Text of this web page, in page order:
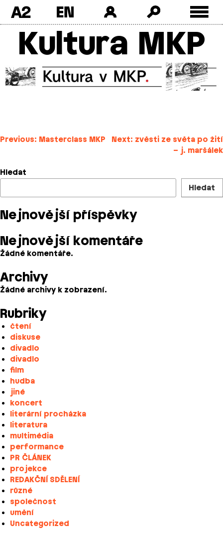
content
A2
Kultura MKP
Navigace
příspěvek
Previous: Masterclass MKP Next: zvěsti ze světa po žití
– j. maršálek
Hledat
Hledat
Nejnovější příspěvky
Nejnovější komentáře
Žádné komentáře.
Archivy
Žádné archivy k zobrazení.
Rubriky
čtení
diskuse
divadlo
divadlo
film
hudba
jiné
koncert
literární procházka
literatura
multimédia
performance
PR ČLÁNEK
projekce
REDAKČNÍ SDĚLENÍ
různé
společnost
umění
Uncategorized